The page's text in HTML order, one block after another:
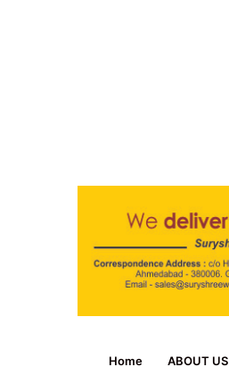
Home ABOUT US